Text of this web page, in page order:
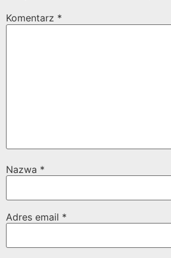
Komentarz *
Nazwa *
Adres email *